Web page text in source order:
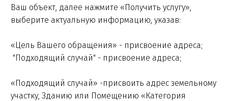
Ваш объект, далее нажмите «Получить услугу»,
выберите актуальную информацию, указав:
«Цель Вашего обращения» - присвоение адреса;
"Подходящий случай" - присвоение адреса;
«Подходящий случай» -присвоить адрес земельному
участку, Зданию или Помещению «Категория